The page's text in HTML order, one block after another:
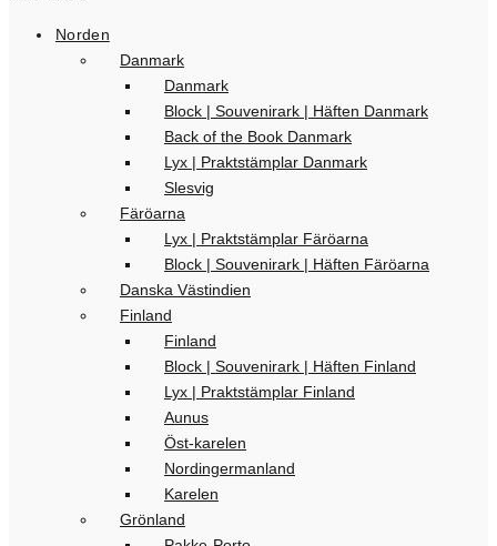
Norden
Danmark
Danmark
Block | Souvenirark | Häften Danmark
Back of the Book Danmark
Lyx | Praktstämplar Danmark
Slesvig
Färöarna
Lyx | Praktstämplar Färöarna
Block | Souvenirark | Häften Färöarna
Danska Västindien
Finland
Finland
Block | Souvenirark | Häften Finland
Lyx | Praktstämplar Finland
Aunus
Öst-karelen
Nordingermanland
Karelen
Grönland